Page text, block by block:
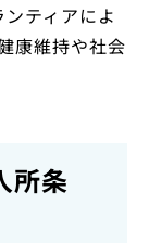
ティアによ
康維持や社会
所条